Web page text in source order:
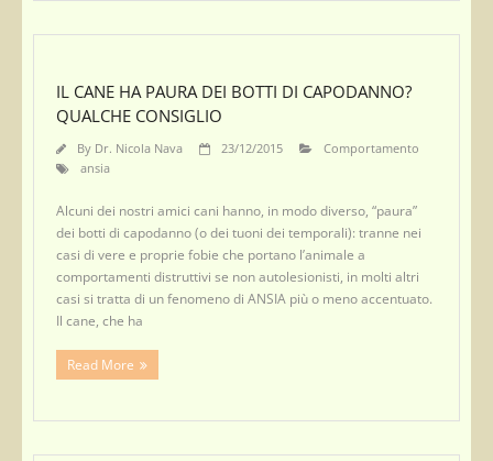
IL CANE HA PAURA DEI BOTTI DI CAPODANNO?
QUALCHE CONSIGLIO
By Dr. Nicola Nava 23/12/2015
Comportamento
ansia
Alcuni dei nostri amici cani hanno, in modo diverso, “paura”
dei botti di capodanno (o dei tuoni dei temporali): tranne nei
casi di vere e proprie fobie che portano l’animale a
comportamenti distruttivi se non autolesionisti, in molti altri
casi si tratta di un fenomeno di ANSIA più o meno accentuato.
Il cane, che ha
Read More